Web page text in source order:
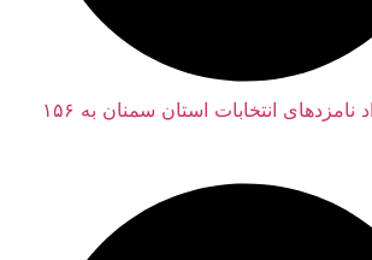
براری: تعداد نامزدهای انتخابات استان سمنان به ۱۵۶